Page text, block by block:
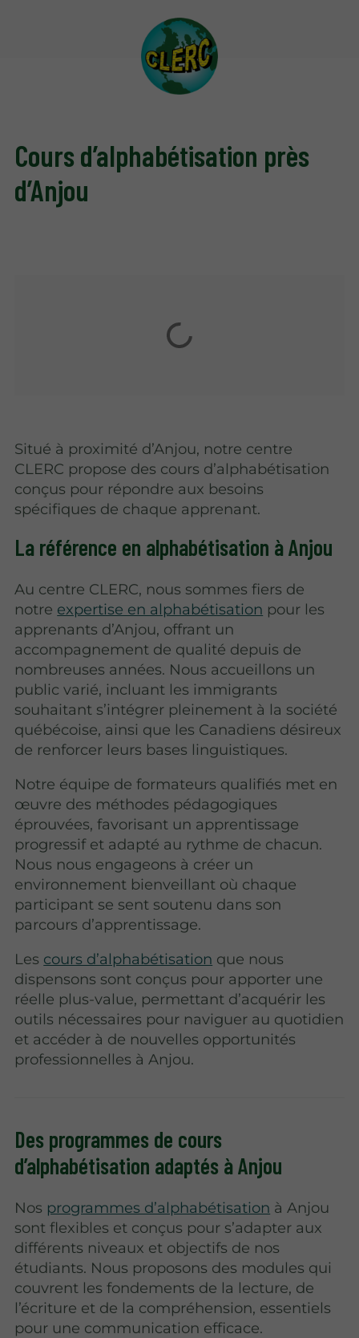
Cours d’alphabétisation près
d’Anjou
Situé à proximité d’Anjou, notre centre
CLERC propose des cours d’alphabétisation
conçus pour répondre aux besoins
spécifiques de chaque apprenant.
La référence en alphabétisation à Anjou
Au centre CLERC, nous sommes fiers de
notre expertise en alphabétisation pour les
apprenants d’Anjou, offrant un
accompagnement de qualité depuis de
nombreuses années. Nous accueillons un
public varié, incluant les immigrants
souhaitant s’intégrer pleinement à la société
québécoise, ainsi que les Canadiens désireux
de renforcer leurs bases linguistiques.
Notre équipe de formateurs qualifiés met en
œuvre des méthodes pédagogiques
éprouvées, favorisant un apprentissage
progressif et adapté au rythme de chacun.
Nous nous engageons à créer un
environnement bienveillant où chaque
participant se sent soutenu dans son
parcours d’apprentissage.
Les cours d’alphabétisation que nous
dispensons sont conçus pour apporter une
réelle plus-value, permettant d’acquérir les
outils nécessaires pour naviguer au quotidien
et accéder à de nouvelles opportunités
professionnelles à Anjou.
Des programmes de cours
d’alphabétisation adaptés à Anjou
Nos programmes d’alphabétisation à Anjou
sont flexibles et conçus pour s’adapter aux
différents niveaux et objectifs de nos
étudiants. Nous proposons des modules qui
couvrent les fondements de la lecture, de
l’écriture et de la compréhension, essentiels
pour une communication efficace.